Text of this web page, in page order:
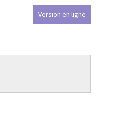
Version en ligne